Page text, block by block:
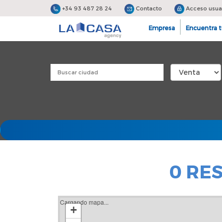
+34 93 487 28 24 Contacto Acceso
Empresa Encuentra
0
Cargando mapa...
+